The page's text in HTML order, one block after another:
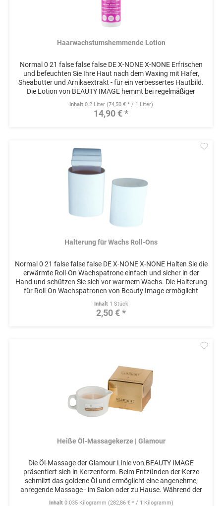
Haarwachstumshemmende Lotion
Normal 0 21 false false false DE X-NONE X-NONE Erfrischen
und befeuchten Sie Ihre Haut nach dem Waxing mit Hafer,
Sheabutter und Arnikaextrakt - für ein verbessertes Hautbild.
Die Lotion von BEAUTY IMAGE hemmt bei regelmäßiger
Anwendung...
Inhalt 0.2 Liter (74,50 € * / 1 Liter)
14,90 € *
Halterung für Wachs Roll-Ons
Normal 0 21 false false false DE X-NONE X-NONE Halten Sie die
erwärmte Roll-On Wachspatrone einfach und sicher in der
Hand und schützen Sie sich vor warmem Wachs. Die Halterung
für Roll-On Wachspatronen von Beauty Image ermöglicht
Ihnen...
Inhalt 1 Stück
2,50 € *
Heiße Öl-Massagekerze | Glamour
Die Öl-Massage der Glamour Linie von BEAUTY IMAGE
präsentiert sich in Kerzenform. Beim Entzünden der Kerze
schmilzt das goldene Öl und ermöglicht eine angenehme,
anregende Massage - im Salon oder zu Hause. Während der
Anwendung entfalten...
Inhalt 0.035 Kilogramm (282,86 € * / 1 Kilogramm)